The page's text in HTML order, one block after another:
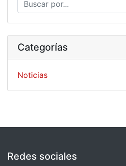
Categorías
Noticias
Redes sociales